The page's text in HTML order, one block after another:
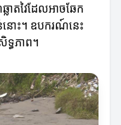
លាតវៃដែលអាចឆែក
ោះ។ ឧបករណ៍នេះ
ធភាព។